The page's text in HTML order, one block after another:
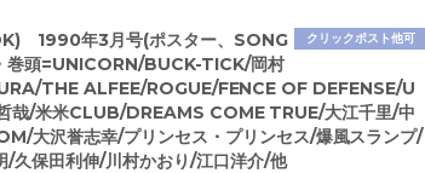
クリックポスト他可
1990年3月号(ポスター、SONG
巻頭=UNICORN/BUCK-TICK/岡村
THE ALFEE/ROGUE/FENCE OF DEFENSE/U
/米米CLUB/DREAMS COME TRUE/大江千里/中
大沢誉志幸/プリンセス・プリンセス/爆風スランプ/
/久保田利伸/川村かおり/江口洋介/他